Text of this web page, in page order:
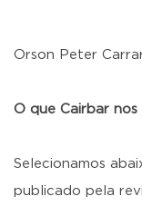
Orson Peter
O que Cairbar
Selecionamos
publicado pela